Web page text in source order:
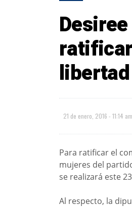
libertad
21 de enero, 2016 - 11:14 am
Para ratificar el
mujeres del
se realizará este
Al respecto, la